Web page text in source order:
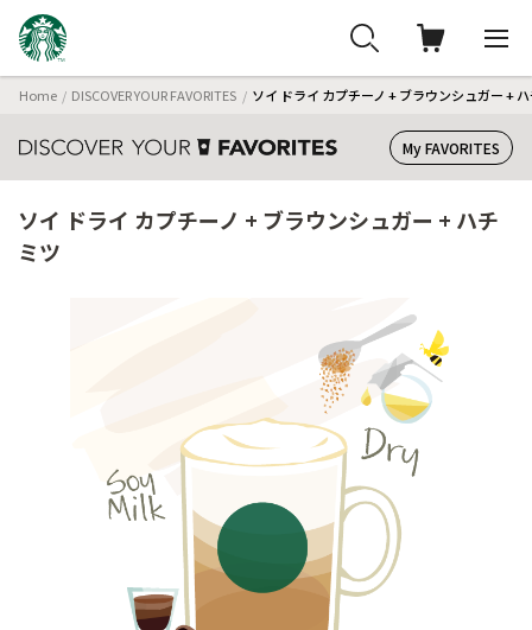
Home DISCOVER YOUR FAVORITES ソイ ドライ カプチーノ + ブラウンシュガー +
My FAVORITES
ソイ ドライ カプチーノ + ブラウンシュガー + ハチ
ミツ